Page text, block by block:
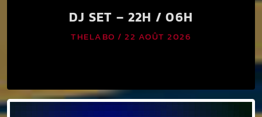
DJ SET – 22H / 06H
THELABO / 22 AOÛT 2026
keyboard_arrow_down